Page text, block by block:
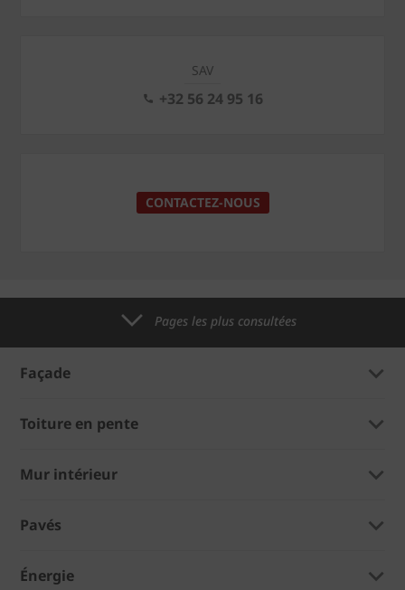
SAV
+32 56 24 95 16
CONTACTEZ-NOUS
Pages les plus consultées
Façade
Toiture en pente
Mur intérieur
Pavés
Énergie